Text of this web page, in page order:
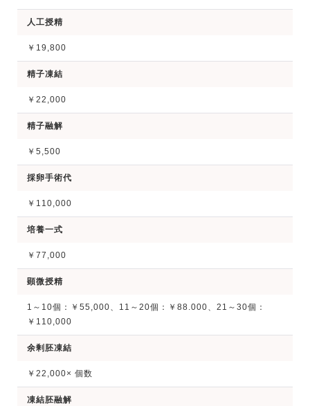
人工授精
￥19,800
精子凍結
￥22,000
精子融解
￥5,500
採卵手術代
￥110,000
培養一式
￥77,000
顕微授精
1～10個：￥55,000、11～20個：￥88.000、21～30個：
￥110,000
余剰胚凍結
￥22,000× 個数
凍結胚融解